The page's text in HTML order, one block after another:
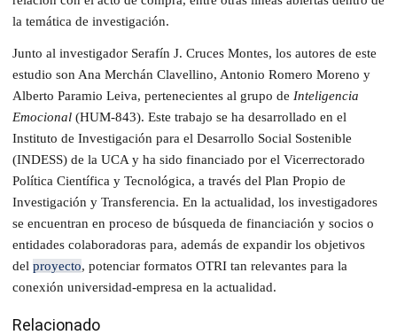
la temática de investigación.
Junto al investigador Serafín J. Cruces Montes, los autores de este
estudio son Ana Merchán Clavellino, Antonio Romero Moreno y
Alberto Paramio Leiva, pertenecientes al grupo de Inteligencia
Emocional (HUM-843). Este trabajo se ha desarrollado en el
Instituto de Investigación para el Desarrollo Social Sostenible
(INDESS) de la UCA y ha sido financiado por el Vicerrectorado
Política Científica y Tecnológica, a través del Plan Propio de
Investigación y Transferencia. En la actualidad, los investigadores
se encuentran en proceso de búsqueda de financiación y socios o
entidades colaboradoras para, además de expandir los objetivos
del proyecto, potenciar formatos OTRI tan relevantes para la
conexión universidad-empresa en la actualidad.
Relacionado